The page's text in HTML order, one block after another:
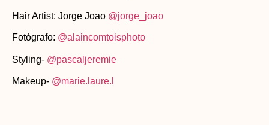
Hair Artist: Jorge Joao @jorge_joao
Fotógrafo: @alaincomtoisphoto
Styling- @pascaljeremie
Makeup- @marie.laure.l